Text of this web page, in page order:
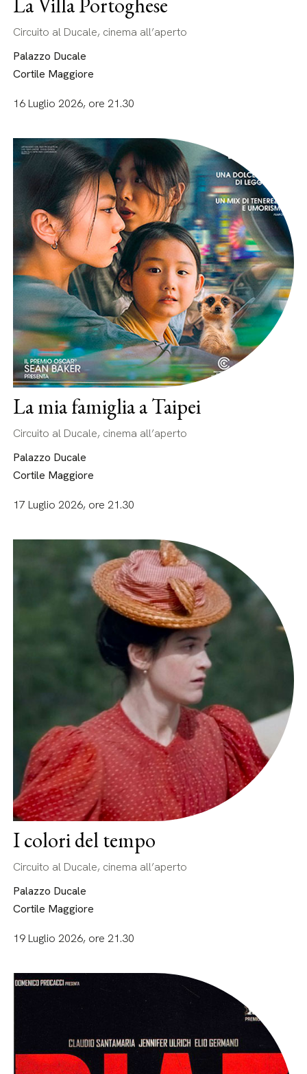
Circuito al Ducale, cinema all’aperto
Palazzo Ducale
Cortile Maggiore
16 Luglio 2026, ore 21.30
La mia famiglia a Taipei
Circuito al Ducale, cinema all’aperto
Palazzo Ducale
Cortile Maggiore
17 Luglio 2026, ore 21.30
I colori del tempo
Circuito al Ducale, cinema all’aperto
Palazzo Ducale
Cortile Maggiore
19 Luglio 2026, ore 21.30